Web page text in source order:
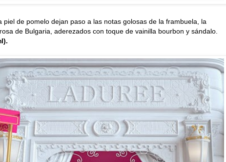
piel de pomelo dejan paso a las notas golosas de la frambuela, la
de Bulgaria, aderezados con toque de vainilla bourbon y sándalo.